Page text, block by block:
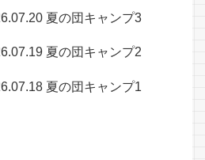
夏の団キャンプ3
夏の団キャンプ2
夏の団キャンプ1